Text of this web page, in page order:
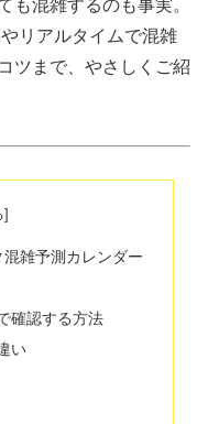
も混雑するのも事実。
リアルタイムで混雑
ツまで、やさしくご紹
雑予測カレンダー
確認する方法
い